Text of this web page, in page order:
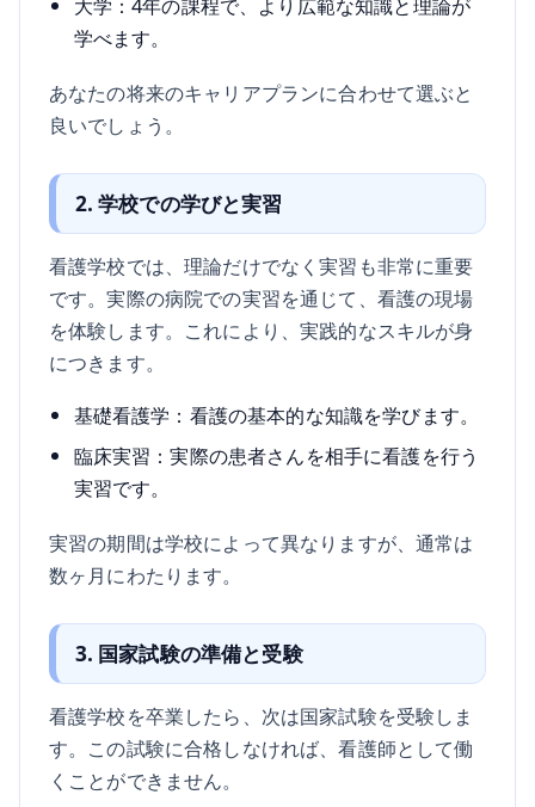
大学：4年の課程で、より広範な知識と理論が
学べます。
あなたの将来のキャリアプランに合わせて選ぶと
良いでしょう。
2. 学校での学びと実習
看護学校では、理論だけでなく実習も非常に重要
です。実際の病院での実習を通じて、看護の現場
を体験します。これにより、実践的なスキルが身
につきます。
基礎看護学：看護の基本的な知識を学びます。
臨床実習：実際の患者さんを相手に看護を行う
実習です。
実習の期間は学校によって異なりますが、通常は
数ヶ月にわたります。
3. 国家試験の準備と受験
看護学校を卒業したら、次は国家試験を受験しま
す。この試験に合格しなければ、看護師として働
くことができません。